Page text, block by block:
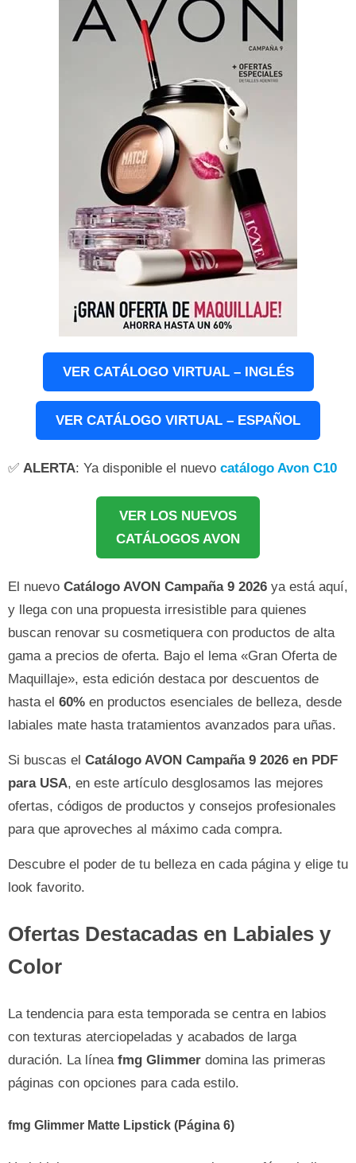
VER CATÁLOGO VIRTUAL – INGLÉS
VER CATÁLOGO VIRTUAL – ESPAÑOL
✅ ALERTA: Ya disponible el nuevo catálogo Avon C10
VER LOS NUEVOS
CATÁLOGOS AVON
El nuevo Catálogo AVON Campaña 9 2026 ya está aquí,
y llega con una propuesta irresistible para quienes
buscan renovar su cosmetiquera con productos de alta
gama a precios de oferta. Bajo el lema «Gran Oferta de
Maquillaje», esta edición destaca por descuentos de
hasta el 60% en productos esenciales de belleza, desde
labiales mate hasta tratamientos avanzados para uñas.
Si buscas el Catálogo AVON Campaña 9 2026 en PDF
para USA, en este artículo desglosamos las mejores
ofertas, códigos de productos y consejos profesionales
para que aproveches al máximo cada compra.
Descubre el poder de tu belleza en cada página y elige tu
look favorito.
Ofertas Destacadas en Labiales y
Color
La tendencia para esta temporada se centra en labios
con texturas aterciopeladas y acabados de larga
duración. La línea fmg Glimmer domina las primeras
páginas con opciones para cada estilo.
fmg Glimmer Matte Lipstick (Página 6)